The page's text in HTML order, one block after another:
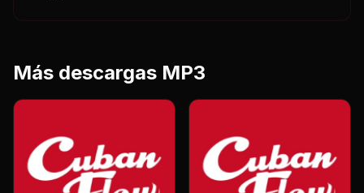
Más descargas MP3